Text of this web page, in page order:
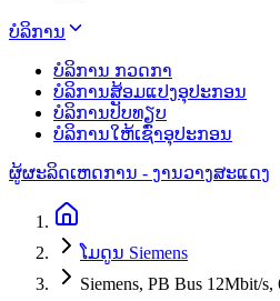
ບໍລິການ
ບໍລິການ ກວດກາ
ບໍລິການສ້ອມແປງອຸປະກອນ
ບໍລິການປັບທຽບ
ບໍລິການໃຫ້ເຊົ່າອຸປະກອນ
ຜູ້ຜະລິດເຫດການ - ງານວາງສະແດງ
ໂມດູນ Siemens
Siemens, PB Bus 12Mbit/